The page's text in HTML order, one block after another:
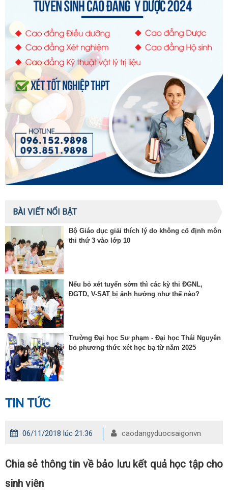
BÀI VIẾT NỔI BẬT
Bộ Giáo dục giải thích lý do không cố định môn
thi thứ 3 vào lớp 10
Nếu bỏ xét tuyển sớm thì các kỳ thi ĐGNL,
ĐGTD, V-SAT bị ảnh hưởng như thế nào?
Trường Đại học Sư phạm - Đại học Thái Nguyên
bỏ phương thức xét học bạ từ năm 2025
TIN TỨC
06/11/2018 lúc 21:36 caodangyduocsaigonvn
Chia sẻ thông tin về bảo lưu kết quả học tập cho
sinh viên